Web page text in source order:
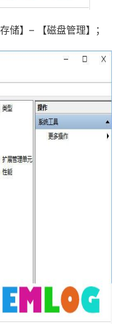
】– 【磁盘管理】；